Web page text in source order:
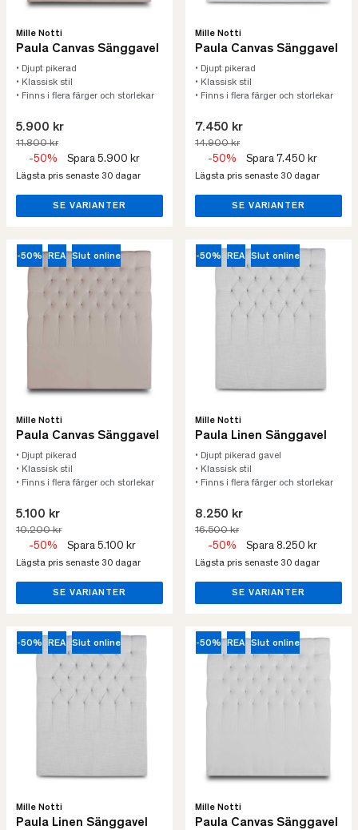
Mille Notti
Paula Canvas Sänggavel
• Djupt pikerad
• Klassisk stil
• Finns i flera färger och storlekar
5.900 kr
11.800 kr
-50% Spara 5.900 kr
Lägsta pris senaste 30 dagar
SE VARIANTER
Mille Notti
Paula Canvas Sänggavel
• Djupt pikerad
• Klassisk stil
• Finns i flera färger och storlekar
7.450 kr
14.900 kr
-50% Spara 7.450 kr
Lägsta pris senaste 30 dagar
SE VARIANTER
-50% REA Slut online
Mille Notti
Paula Canvas Sänggavel
• Djupt pikerad
• Klassisk stil
• Finns i flera färger och storlekar
5.100 kr
10.200 kr
-50% Spara 5.100 kr
Lägsta pris senaste 30 dagar
SE VARIANTER
-50% REA Slut online
Mille Notti
Paula Linen Sänggavel
• Djupt pikerad gavel
• Klassisk stil
• Finns i flera färger och storlekar
8.250 kr
16.500 kr
-50% Spara 8.250 kr
Lägsta pris senaste 30 dagar
SE VARIANTER
-50% REA Slut online
Mille Notti
Paula Linen Sänggavel
-50% REA Slut online
Mille Notti
Paula Canvas Sänggavel